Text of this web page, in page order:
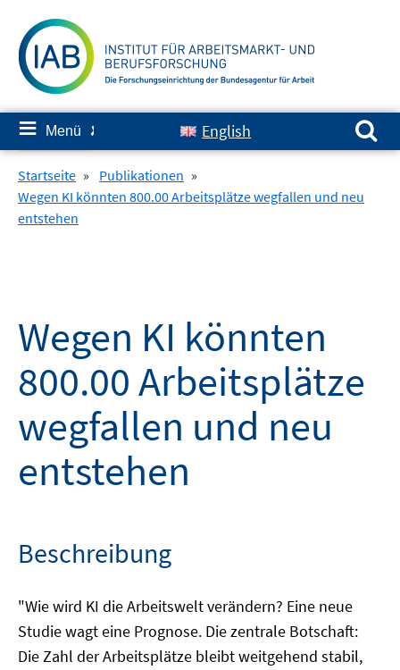
zum
Inhalt
≡ Menü ✘ English
Suchen nach:
Startseite » Publikationen »
Wegen KI könnten 800.00 Arbeitsplätze wegfallen und neu
entstehen
Wegen KI könnten
800.00 Arbeitsplätze
wegfallen und neu
entstehen
Beschreibung
"Wie wird KI die Arbeitswelt verändern? Eine neue
Studie wagt eine Prognose. Die zentrale Botschaft:
Die Zahl der Arbeitsplätze bleibt weitgehend stabil,